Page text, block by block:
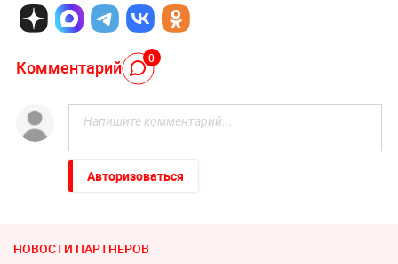
Комментарий 0
Авторизоваться
НОВОСТИ ПАРТНЕРОВ